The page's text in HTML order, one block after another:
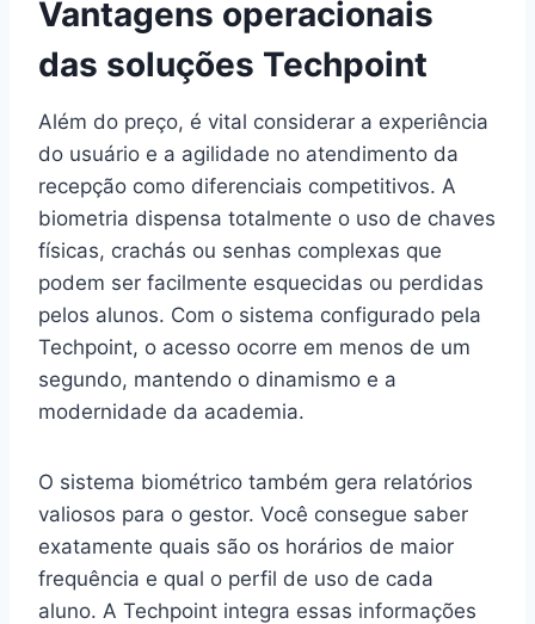
Vantagens operacionais
das soluções Techpoint
Além do preço, é vital considerar a experiência
do usuário e a agilidade no atendimento da
recepção como diferenciais competitivos. A
biometria dispensa totalmente o uso de chaves
físicas, crachás ou senhas complexas que
podem ser facilmente esquecidas ou perdidas
pelos alunos. Com o sistema configurado pela
Techpoint, o acesso ocorre em menos de um
segundo, mantendo o dinamismo e a
modernidade da academia.
O sistema biométrico também gera relatórios
valiosos para o gestor. Você consegue saber
exatamente quais são os horários de maior
frequência e qual o perfil de uso de cada
aluno. A Techpoint integra essas informações